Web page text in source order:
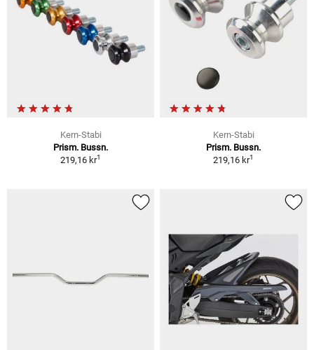
Kern-Stabi
Prism. Bussn.
219,16 kr1
Kern-Stabi
Prism. Bussn.
219,16 kr1